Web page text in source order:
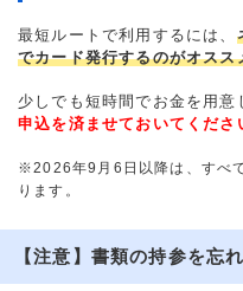
最短ルートで利用するには、
でカード発行するのがオスス
少しでも短時間でお金を用意
申込を済ませておいてくださ
※2026年9月6日以降は、すべ
ります。
【注意】書類の持参を忘